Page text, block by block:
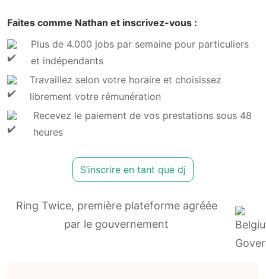
Faites comme Nathan et inscrivez-vous :
Plus de 4.000 jobs par semaine pour particuliers
et indépendants
Travaillez selon votre horaire et choisissez
librement votre rémunération
Recevez le paiement de vos prestations sous 48
heures
S’inscrire en tant que dj
Ring Twice, première plateforme agréée
par le gouvernement